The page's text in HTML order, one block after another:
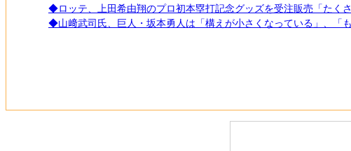
◆ロッテ、上田希由翔のプロ初本塁打記念グッズを受注販売「たく
◆山﨑武司氏、巨人・坂本勇人は「構えが小さくなっている」、「